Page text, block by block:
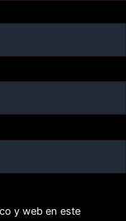
y web en este